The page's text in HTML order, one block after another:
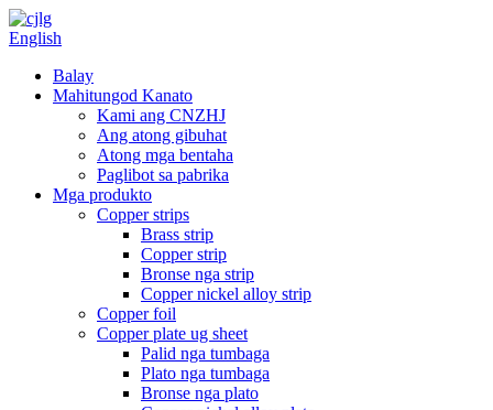
English
Balay
Mahitungod Kanato
Kami ang CNZHJ
Ang atong gibuhat
Atong mga bentaha
Paglibot sa pabrika
Mga produkto
Copper strips
Brass strip
Copper strip
Bronse nga strip
Copper nickel alloy strip
Copper foil
Copper plate ug sheet
Palid nga tumbaga
Plato nga tumbaga
Bronse nga plato